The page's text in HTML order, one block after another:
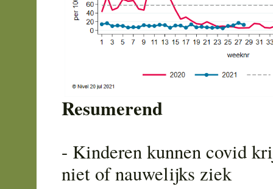
Resumerend
- Kinderen kunnen covid
niet of nauwelijks ziek